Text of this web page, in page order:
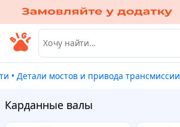
• Детали мостов и привода трансмиссии
Карданные валы